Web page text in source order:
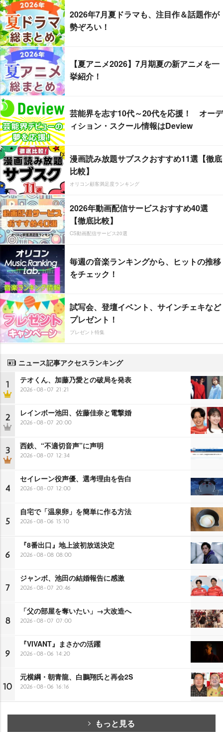
2026年7月夏ドラマも、注目作＆話題作が
勢ぞろい！
【夏アニメ2026】7月期夏の新アニメを一
挙紹介！
芸能界を志す10代～20代を応援！ オーデ
ィション・スクール情報はDeview
漫画読み放題サブスクおすすめ11選【徹底
比較】
オリコン顧客満足度ランキング
2026年動画配信サービスおすすめ40選
【徹底比較】
CS動画配信サービス20選
毎週の音楽ランキングから、ヒットの推移
をチェック！
試写会、登壇イベント、サインチェキなど
プレゼント！
プレゼント特集
ニュース記事アクセスランキング
1 テオくん、加藤乃愛との破局を発表
2026-08-07 21:21
2 レインボー池田、佐藤佳奈と電撃婚
2026-08-07 20:00
3 西鉄、“不適切音声”に声明
2026-08-07 12:34
4
セイレーン役声優、選考理由を告白
2026-08-07 12:00
5
自宅で「温泉卵」を簡単に作る方法
2026-08-06 15:10
6
『8番出口』地上波初放送決定
2026-08-08 08:00
7
ジャンボ、池田の結婚報告に感激
2026-08-07 20:46
8
「父の部屋を奪いたい」→大改造へ
2026-08-07 07:00
9
『VIVANT』まさかの活躍
2026-08-06 14:20
10
元横綱・朝青龍、白鵬翔氏と再会2S
2026-08-06 16:16
もっと見る